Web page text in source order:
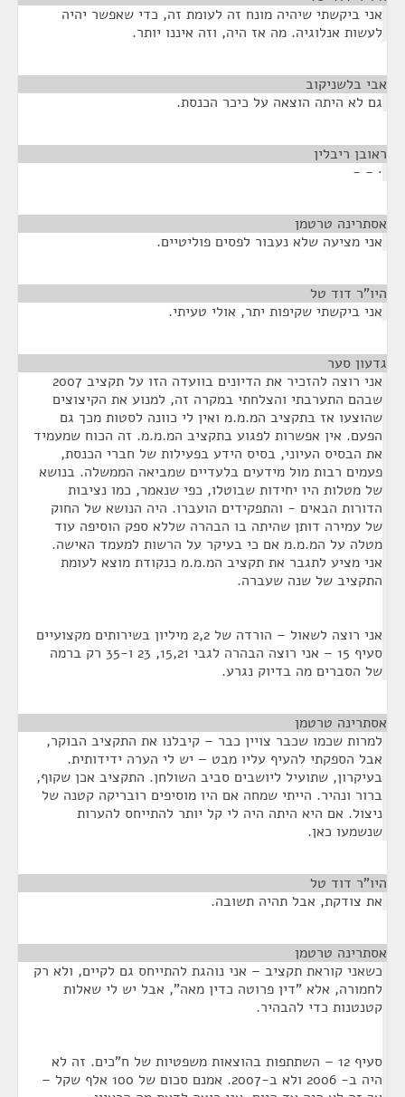
אני ביקשתי שיהיה מונח זה לעומת זה, כדי שאפשר יהיה
לעשות אנלוגיה. מה אז היה, וזה איננו יותר.
אבי בלשניקוב
גם לא היתה הוצאה על כיכר הכנסת.
ראובן ריבלין
· - -
אסתרינה טרטמן
אני מציעה שלא נעבור לפסים פוליטיים.
היו”ר דוד טל
אני ביקשתי שקיפות יתר, אולי טעיתי.
גדעון סער
אני רוצה להזכיר את הדיונים בוועדה הזו על תקציב 2007
שבהם התערבתי והצלחתי במקרה זה, למנוע את הקיצוצים
שהוצעו אז בתקציב המ.מ.מ ואין לי כוונה לסטות מכך גם
הפעם. אין אפשרות לפגוע בתקציב המ.מ.מ. זה הכוח שמעמיד
את הבסיס העיוני, בסיס הידע בפעילות של חברי הכנסת,
פעמים רבות מול מידעים בלעדיים שמביאה הממשלה. בנושא
של מטלות היו יחידות שבוטלו, כפי שנאמר, כמו נציבות
הדורות הבאים - והתפקידים הועברו. היה הנושא של החוק
של עמירה דותן שהיתה בו הבהרה שללא ספק הוסיפה עוד
מטלה על המ.מ.מ אם כי בעיקר על הרשות למעמד האישה.
אני מציע לתגבר את תקציב המ.מ.מ כנקודת מוצא לעומת
התקציב של שנה שעברה.
אני רוצה לשאול – הורדה של 2,2 מיליון בשירותים מקצועיים
סעיף 15 – אני רוצה הבהרה לגבי 15,21, 23 ו-35 רק ברמה
של הסברים מה בדיוק נגרע.
אסתרינה טרטמן
למרות שכמו שכבר צויין כבר – קיבלנו את התקציב הבוקר,
אבל הספקתי להעיף עליו מבט – יש לי הערה ידידותית.
בעיקרון, שתועיל ליושבים סביב השולחן. התקציב אכן שקוף,
ברור ונהיר. הייתי שמחה אם היו מוסיפים רובריקה קטנה של
ניצול. אם היא היתה היה לי קל יותר להתייחס להערות
שנשמעו כאן.
היו”ר דוד טל
את צודקת, אבל תהיה תשובה.
אסתרינה טרטמן
כשאני קוראת תקציב – אני נוהגת להתייחס גם לקיים, ולא רק
לחמורה, אלא "דין פרוטה כדין מאה", אבל יש לי שאלות
קטנטנות כדי להבהיר.
סעיף 12 – השתתפות בהוצאות משפטיות של ח"כים. זה לא
היה ב- 2006 ולא ב-2007. אמנם סכום של 100 אלף שקל –